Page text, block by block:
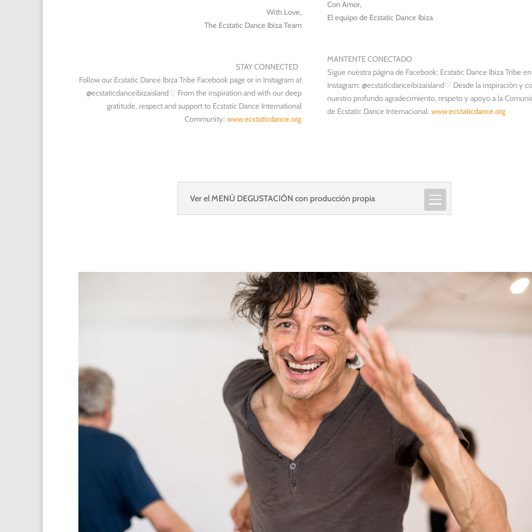
With Love,
The Ecstatic Dance Ibiza Team
STAY CONNECTED ︎ ︎
Follow our Ecstatic Dance Ibiza Tribe Facebook page or in Instagram at
@ecstaticdanceibizaisland♡ From the inspiration and with our deep
gratitude, respect and support to Ecstatic Dance International
Community: www.ecstaticdance.org
Con Amor,
El equipo de Ecstatic Dance Ibiza
MANTENTE CONECTADO ︎ ︎
Sigue nuestra página de Facebook: Ecstatic Dance Ibiza Tribe en
Instagram: @ecstaticdanceibizaisland♡ Desde la inspiración y
nuestro profundo agradecimiento, respeto y apoyo a la
de Ecstatic Dance Internacional:www.ecstaticdance.org
Ver el MENÚ DEGUSTACIÓN con producción propia